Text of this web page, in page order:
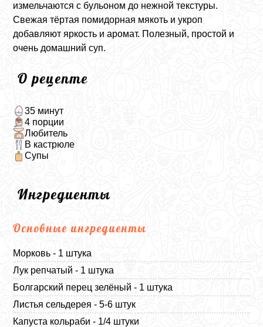
измельчаются с бульоном до нежной текстуры.
Свежая тёртая помидорная мякоть и укроп
добавляют яркость и аромат. Полезный, простой и
очень домашний суп.
О рецепте
35 минут
4 порции
Любитель
В кастрюле
Супы
Ингредиенты
Основные ингредиенты
Морковь - 1 штука
Лук репчатый - 1 штука
Болгарский перец зелёный - 1 штука
Листья сельдерея - 5-6 штук
Капуста кольраби - 1/4 штуки